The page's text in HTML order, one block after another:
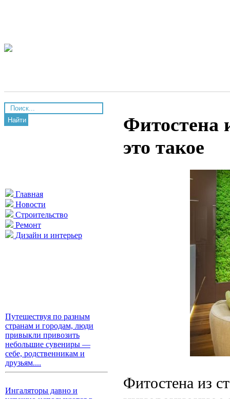
Найти
Главная
Новости
Строительство
Ремонт
Дизайн и интерьер
Путешествуя по разным
странам и городам, люди
привыкли привозить
небольшие сувениры —
себе, родственникам и
друзьям....
Ингаляторы давно и
Фитостена
это такое
Фитостена из